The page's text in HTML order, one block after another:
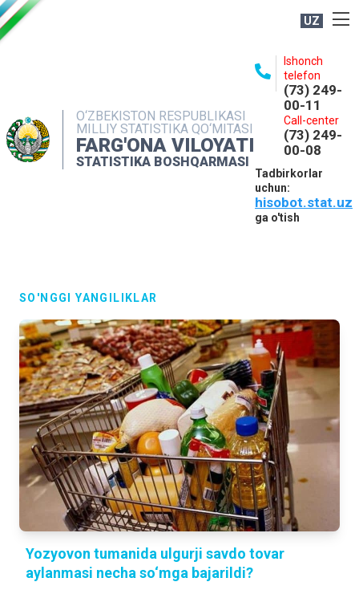
UZ
O‘ZBEKISTON RESPUBLIKASI
MILLIY STATISTIKA QO‘MITASI
FARG'ONA VILOYATI
STATISTIKA BOSHQARMASI
Ishonch
telefon
(73) 249-
00-11
Call-center
(73) 249-
00-08
Tadbirkorlar
uchun:
hisobot.stat.uz
ga o'tish
NASHRLAR
INTERAKTIV XIZMATLAR
MATBUOT XIZMATI
SO'NGGI YANGILIKLAR
Yozyovon tumanida ulgurji savdo tovar
aylanmasi necha so‘mga bajarildi?